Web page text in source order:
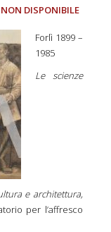
DISPONIBILE
Forlì 1899 –
1985
Le scienze
e architettura,
per l’affresco